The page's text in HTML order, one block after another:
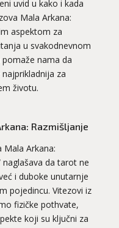
uvid u kako i kada
Mala Arkana:
aspektom za
u svakodnevnom
nama da
za
životu.
Razmišljanje
Mala Arkana:
naglašava da tarot ne
i duboke unutarnje
pojedincu. Vitezovi iz
fizičke pothvate,
koji su ključni za